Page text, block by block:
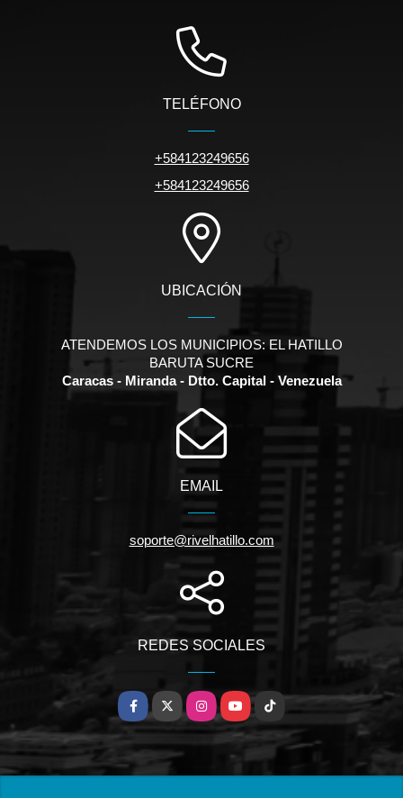
TELÉFONO
+584123249656
+584123249656
UBICACIÓN
ATENDEMOS LOS MUNICIPIOS: EL HATILLO
BARUTA SUCRE
Caracas - Miranda - Dtto. Capital - Venezuela
EMAIL
soporte@rivelhatillo.com
REDES SOCIALES
Facebook
X InstagramYouTubeTikTok